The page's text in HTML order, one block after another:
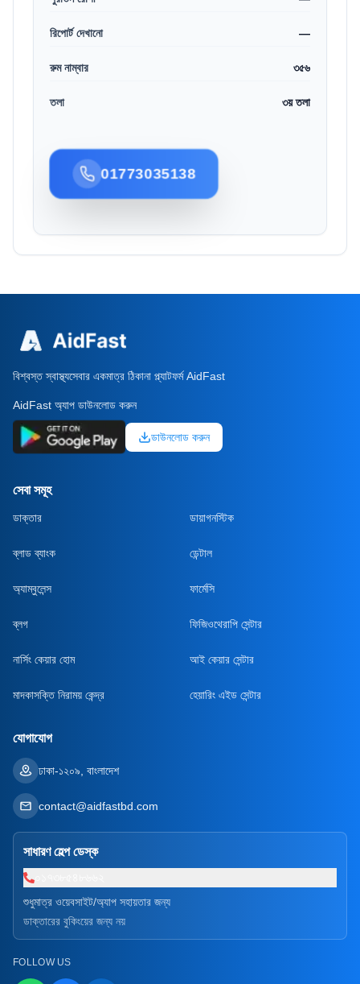
রিপোর্ট দেখানো —
রুম নাম্বার ৩৫৬
তলা ৩য় তলা
01773035138
বিশ্বস্ত স্বাস্থ্যসেবার একমাত্র ঠিকানা প্ল্যাটফর্ম AidFast
AidFast অ্যাপ ডাউনলোড করুন
ডাউনলোড করুন
সেবা সমূহ
ডাক্তার ডায়াগনস্টিক
ব্লাড ব্যাংক ডেন্টাল
অ্যাম্বুলেন্স ফার্মেসি
ব্লগ ফিজিওথেরাপি সেন্টার
নার্সিং কেয়ার হোম আই কেয়ার সেন্টার
মাদকাসক্তি নিরাময় কেন্দ্র হেয়ারিং এইড সেন্টার
যোগাযোগ
ঢাকা-১২০৯, বাংলাদেশ
contact@aidfastbd.com
সাধারণ হেল্প ডেস্ক
শুধুমাত্র ওয়েবসাইট/অ্যাপ সহায়তার জন্য
ডাক্তারের বুকিংয়ের জন্য নয়
FOLLOW US